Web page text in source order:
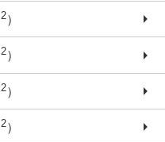
2）
2）
2）
2）